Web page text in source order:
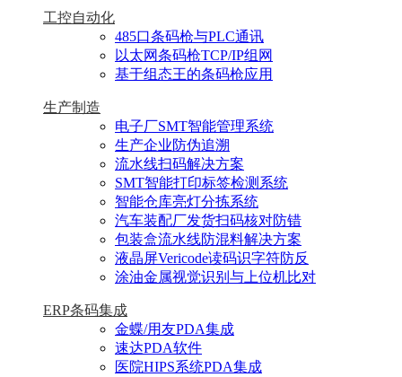
工控自动化
485口条码枪与PLC通讯
以太网条码枪TCP/IP组网
基于组态王的条码枪应用
生产制造
电子厂SMT智能管理系统
生产企业防伪追溯
流水线扫码解决方案
SMT智能打印标签检测系统
智能仓库亮灯分拣系统
汽车装配厂发货扫码核对防错
包装盒流水线防混料解决方案
液晶屏Vericode读码识字符防反
涂油金属视觉识别与上位机比对
ERP条码集成
金蝶/用友PDA集成
速达PDA软件
医院HIPS系统PDA集成